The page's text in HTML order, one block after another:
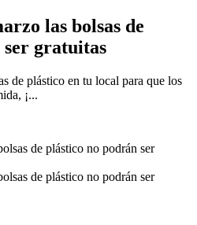
las bolsas de
gratuitas
de plástico en tu local para que los
¡...